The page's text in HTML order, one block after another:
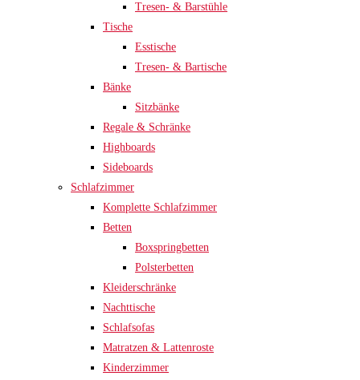
Tresen- & Barstühle
Tische
Esstische
Tresen- & Bartische
Bänke
Sitzbänke
Regale & Schränke
Highboards
Sideboards
Schlafzimmer
Komplette Schlafzimmer
Betten
Boxspringbetten
Polsterbetten
Kleiderschränke
Nachttische
Schlafsofas
Matratzen & Lattenroste
Kinderzimmer